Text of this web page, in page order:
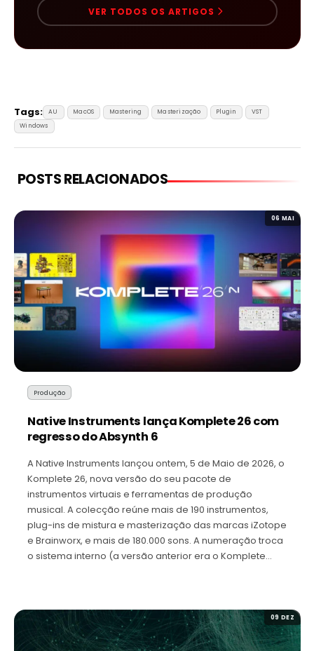
VER TODOS OS ARTIGOS
Tags: AU MacOS Mastering Masterização Plugin
VST
Windows
POSTS RELACIONADOS
06 MAI
Produção
Native Instruments lança Komplete 26 com
regresso do Absynth 6
A Native Instruments lançou ontem, 5 de Maio de 2026, o
Komplete 26, nova versão do seu pacote de
instrumentos virtuais e ferramentas de produção
musical. A colecção reúne mais de 190 instrumentos,
plug-ins de mistura e masterização das marcas iZotope
e Brainworx, e mais de 180.000 sons. A numeração troca
o sistema interno (a versão anterior era o Komplete…
09 DEZ